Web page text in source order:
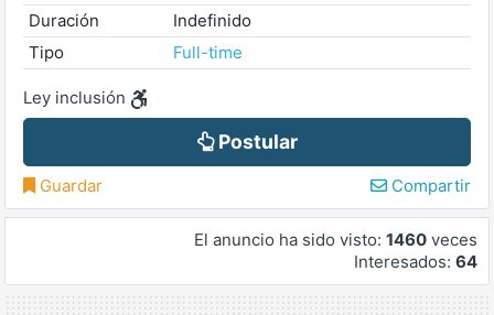
Duración
Indefinido
Tipo
Full-time
Ley inclusión
Postular
Guardar Compartir
El anuncio ha sido visto: 1460 veces
Interesados: 64